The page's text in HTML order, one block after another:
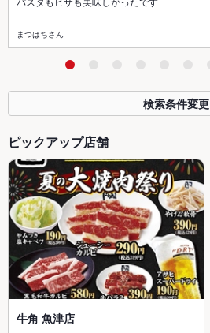
まつはちさん
検索条件変更
ピックアップ店舗
牛角 魚津店